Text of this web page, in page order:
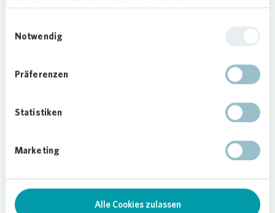
Notwendig
Präferenzen
Statistiken
Marketing
Alle Cookies zulassen
Initiativen in Reinickendorf zu unterstützen“, sagt
Frank Kretschmer (Regionalleiter beiVonovia) mit Künstlerin